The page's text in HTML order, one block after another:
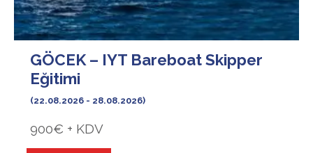
GÖCEK – IYT Bareboat Skipper
Eğitimi
(22.08.2026 - 28.08.2026)
900€ + KDV